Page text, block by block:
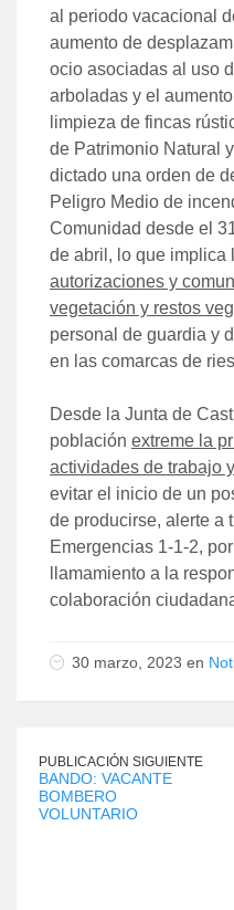
al periodo vacacional
aumento de
ocio asociadas al uso
arboladas y el
limpieza de fincas
de Patrimonio Natural
dictado una orden de
Peligro Medio de
Comunidad desde el
de abril, lo que implica
autorizaciones y
vegetación y restos
personal de guardia y
en las comarcas de
Desde la Junta de
población extreme la
actividades de trabajo
evitar el inicio de un
de producirse, alerte a
Emergencias 1-1-2,
llamamiento a la
colaboración
30 marzo, 2023 en
PUBLICACIÓN SIGUIENTE
BANDO: VACANTE
BOMBERO
VOLUNTARIO